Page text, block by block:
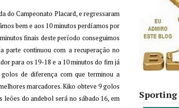
do Campeonato Placard, e regressaram
bem e aos 10 minutos perdíamos por
finais deste período conseguimos
parte continuou com a recuperação no
para os 19-18 e a 10 minutos do fim já
de diferença com que terminou a
marcadores. Kiko obteve 9 golos
do andebol será no sábado 16, em
Sporting